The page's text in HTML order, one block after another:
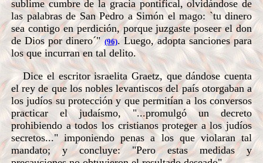
sublime cumbre de la gracia pontifical, olvidándose de
las palabras de San Pedro a Simón el mago: `tu dinero
sea contigo en perdición, porque juzgaste poseer el don
de Dios por dinero´"(96). Luego, adopta sanciones para
los que incurran en tal delito.
Dice el escritor israelita Graetz, que dándose cuenta
el rey de que los nobles levantiscos del país otorgaban a
los judíos su protección y que permitían a los conversos
practicar el judaísmo, "...promulgó un decreto
prohibiendo a todos los cristianos proteger a los judíos
secretos..." imponiendo penas a los que violaran tal
mandato; y concluye: "Pero estas medidas y